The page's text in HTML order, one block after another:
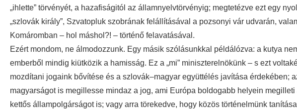
„ihlette” törvényét, a hazafiságitól az államnyelvtörvényig; megtetézve ezt egy
„szlovák király”, Szvatopluk szobrának felállításával a pozsonyi vár udvarán,
Komáromban – hol máshol?! – történő felavatásával.
Ezért mondom, ne álmodozzunk. Egy másik szólásunkkal példálózva: a kutya
emberből mindig kiütközik a hamisság. Ez a „mi” miniszterelnökünk – s ezt
mozdítani jogaink bővítése és a szlovák–magyar együttélés javítása érdekében;
magyarságot is megillesse mindaz a jog, ami Európa boldogabb helyein
kettős állampolgárságot is; vagy arra törekedve, hogy közös történelmünk